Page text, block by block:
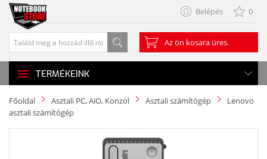
Belépés 0
Az ön kosara üres.
TERMÉKEINK
Főoldal Asztali PC, AiO, Konzol Asztali számítógép
Lenovo
asztali számítógép